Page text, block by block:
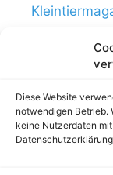
Diese Website
notwendigen Betrieb.
keine Nutzerdaten